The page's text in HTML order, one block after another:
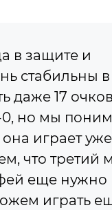
в защите и
стабильны в
даже 17
0, но мы
играет
что третий
еще нужно
играть